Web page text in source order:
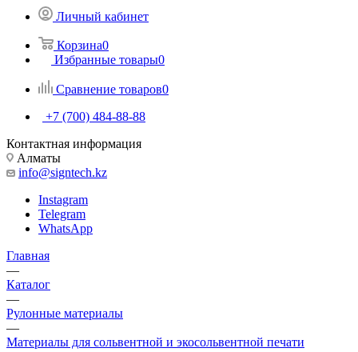
Личный кабинет
Корзина0
Избранные товары0
Сравнение товаров0
+7 (700) 484-88-88
Контактная информация
Алматы
info@signtech.kz
Instagram
Telegram
WhatsApp
Главная
—
Каталог
—
Рулонные материалы
—
Материалы для сольвентной и экосольвентной печати